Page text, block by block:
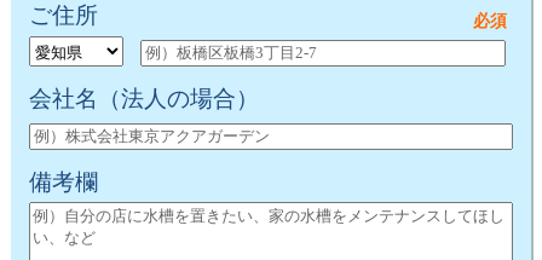
ご住所
会社名 （法人の場合）
備考欄